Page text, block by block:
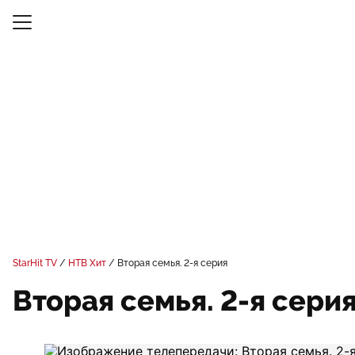
StarHit TV НТВ Хит Вторая семья. 2-я серия
Вторая семья. 2-я